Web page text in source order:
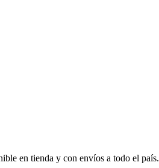
en tienda y con envíos a todo el país.